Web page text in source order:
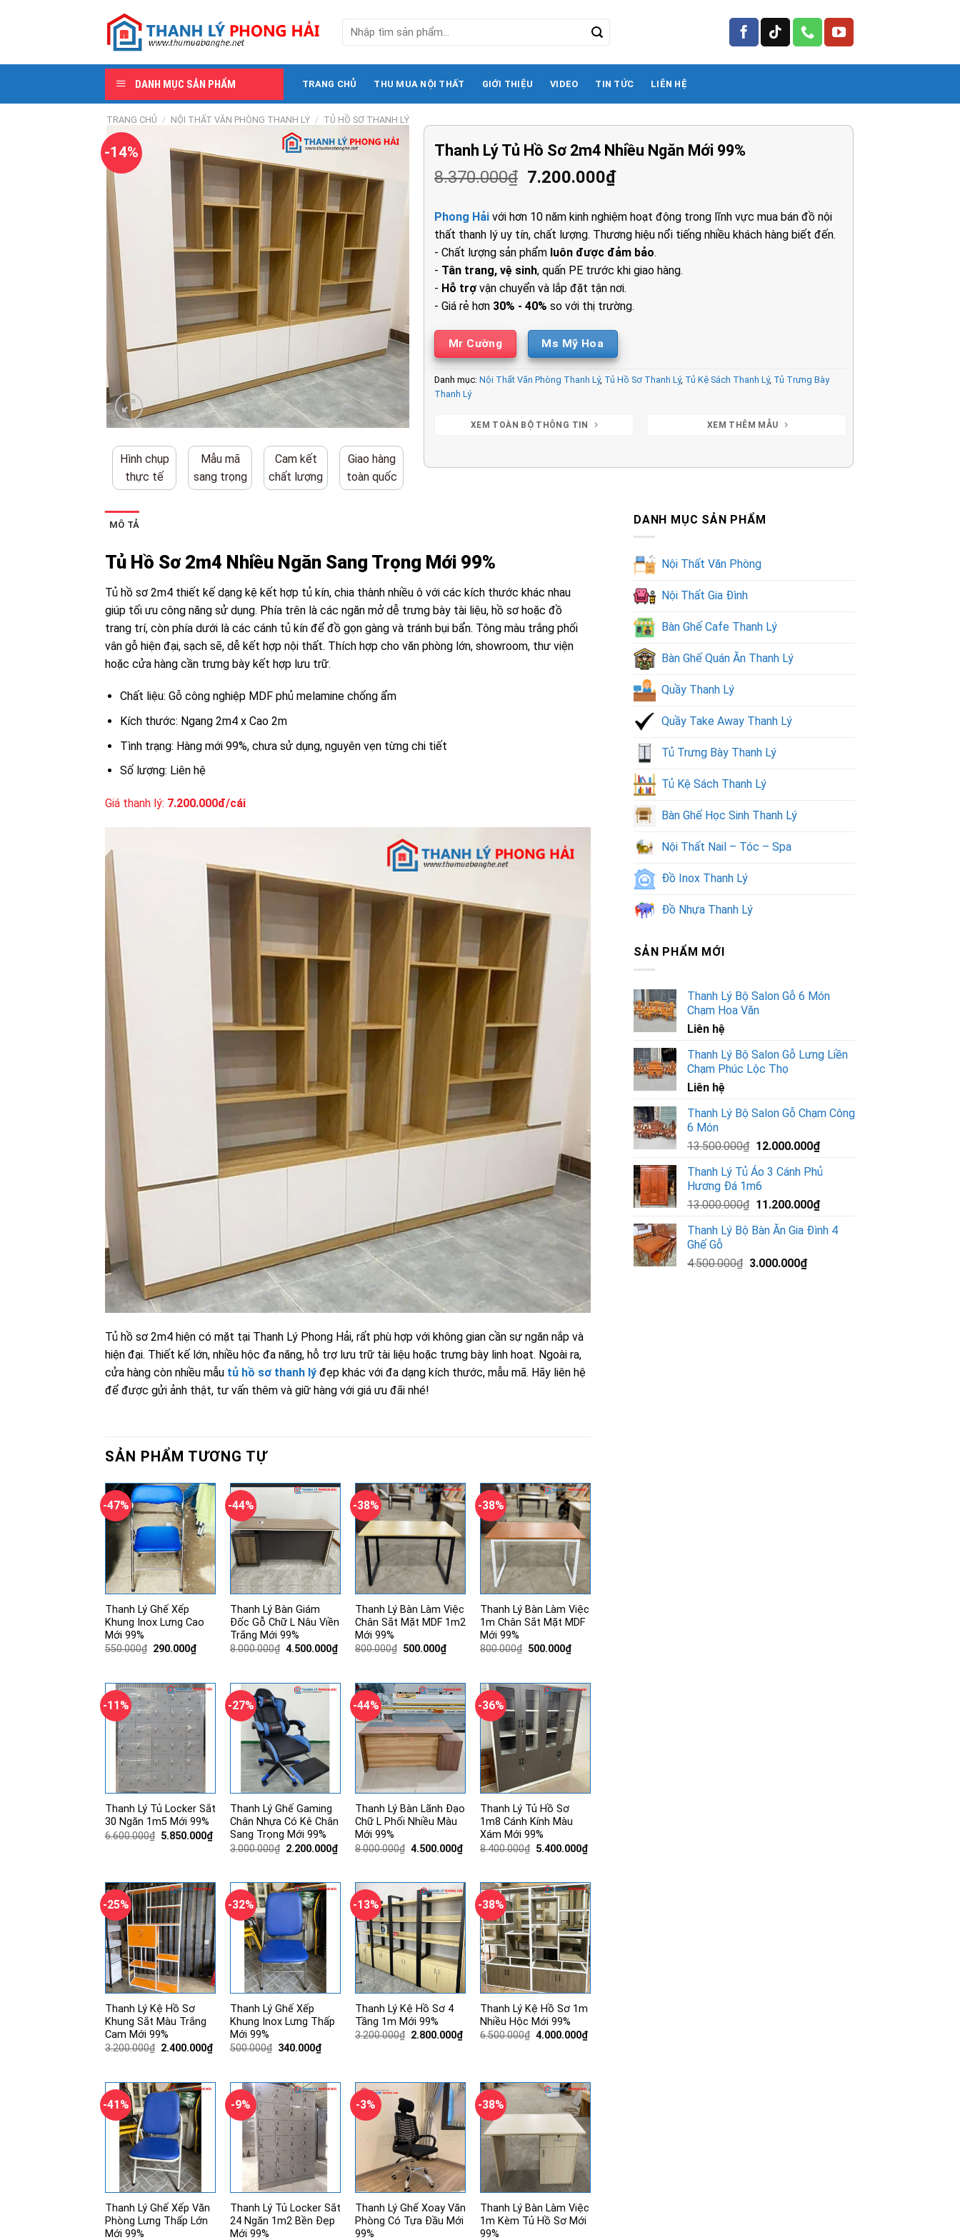
kiếm:
DANH MỤC SẢN PHẨM TRANG CHỦ THU MUA NỘI THẤT GIỚI THIỆU VIDEO TIN TỨC LIÊN HỆ
TRANG CHỦ / NỘI THẤT VĂN PHÒNG THANH LÝ / TỦ HỒ SƠ THANH LÝ
-14%
Hình chụp
thực tế
Mẫu mã
sang trọng
Cam kết
chất lượng
Giao hàng
toàn quốc
Thanh Lý Tủ Hồ Sơ 2m4 Nhiều Ngăn Mới 99%
8.370.000₫ Giá
là:
8.370.000₫.
7.200.000₫Giá
tại
là:
7.200.000₫.
Phong Hải với hơn 10 năm kinh nghiệm hoạt động trong lĩnh vực mua bán đồ nội
thất thanh lý uy tín, chất lượng. Thương hiệu nổi tiếng nhiều khách hàng biết đến.
- Chất lượng sản phẩm luôn được đảm bảo.
- Tân trang, vệ sinh, quấn PE trước khi giao hàng.
- Hỗ trợ vận chuyển và lắp đặt tận nơi.
- Giá rẻ hơn 30% - 40% so với thị trường.
Mr Cường Ms Mỹ Hoa
Danh mục:Nội Thất Văn Phòng Thanh Lý, Tủ Hồ Sơ Thanh Lý, Tủ Kệ Sách Thanh Lý, Tủ Trưng Bày
Thanh Lý
XEM TOÀN BỘ THÔNG TIN XEM THÊM MẪU
MÔ TẢ
Tủ Hồ Sơ 2m4 Nhiều Ngăn Sang Trọng Mới 99%
Tủ hồ sơ 2m4 thiết kế dạng kệ kết hợp tủ kín, chia thành nhiều ô với các kích thước khác nhau
giúp tối ưu công năng sử dụng. Phía trên là các ngăn mở dễ trưng bày tài liệu, hồ sơ hoặc đồ
trang trí, còn phía dưới là các cánh tủ kín để đồ gọn gàng và tránh bụi bẩn. Tông màu trắng phối
vân gỗ hiện đại, sạch sẽ, dễ kết hợp nội thất. Thích hợp cho văn phòng lớn, showroom, thư viện
hoặc cửa hàng cần trưng bày kết hợp lưu trữ.
Chất liệu: Gỗ công nghiệp MDF phủ melamine chống ẩm
Kích thước: Ngang 2m4 x Cao 2m
Tình trạng: Hàng mới 99%, chưa sử dụng, nguyên vẹn từng chi tiết
Số lượng: Liên hệ
Giá thanh lý: 7.200.000đ/cái
Tủ hồ sơ 2m4 hiện có mặt tại Thanh Lý Phong Hải, rất phù hợp với không gian cần sự ngăn nắp và
hiện đại. Thiết kế lớn, nhiều hộc đa năng, hỗ trợ lưu trữ tài liệu hoặc trưng bày linh hoạt. Ngoài ra,
cửa hàng còn nhiều mẫu tủ hồ sơ thanh lý đẹp khác với đa dạng kích thước, mẫu mã. Hãy liên hệ
để được gửi ảnh thật, tư vấn thêm và giữ hàng với giá ưu đãi nhé!
SẢN PHẨM TƯƠNG TỰ
-47%
Thanh Lý Ghế Xếp
Khung Inox Lưng Cao
Mới 99%
550.000₫ Giá
290.000₫Giá
290.000₫.
-44%
Thanh Lý Bàn Giám
Đốc Gỗ Chữ L Nâu Viền
Trắng Mới 99%
8.000.000₫ Giá
4.500.000₫Giá
4.500.000₫.
-38%
Thanh Lý Bàn Làm Việc
Chân Sắt Mặt MDF 1m2
Mới 99%
800.000₫ Giá
500.000₫Giá
500.000₫.
-38%
Thanh Lý Bàn Làm Việc
1m Chân Sắt Mặt MDF
Mới 99%
800.000₫ Giá
500.000₫Giá
500.000₫.
-11%
Thanh Lý Tủ Locker Sắt
30 Ngăn 1m5 Mới 99%
6.600.000₫ Giá
5.850.000₫Giá
hiện
-27%
Thanh Lý Ghế Gaming
Chân Nhựa Có Kê Chân
Sang Trọng Mới 99%
3.000.000₫ Giá
2.200.000₫Giá
2.200.000₫.
-44%
Thanh Lý Bàn Lãnh Đạo
Chữ L Phối Nhiều Màu
Mới 99%
8.000.000₫ Giá
4.500.000₫Giá
4.500.000₫.
-36%
Thanh Lý Tủ Hồ Sơ
1m8 Cánh Kính Màu
Xám Mới 99%
8.400.000₫ Giá
5.400.000₫Giá
5.400.000₫.
-25%
Thanh Lý Kệ Hồ Sơ
Khung Sắt Màu Trắng
Cam Mới 99%
3.200.000₫ Giá
2.400.000₫Giá
2.400.000₫.
-32%
Thanh Lý Ghế Xếp
Khung Inox Lưng Thấp
Mới 99%
500.000₫ Giá
340.000₫Giá
340.000₫.
-13%
Thanh Lý Kệ Hồ Sơ 4
Tầng 1m Mới 99%
3.200.000₫ Giá
2.800.000₫Giá
-38%
Thanh Lý Kệ Hồ Sơ 1m
Nhiều Hộc Mới 99%
6.500.000₫ Giá
4.000.000₫Giá
-41%
Thanh Lý Ghế Xếp Văn
Phòng Lưng Thấp Lớn
Mới 99%
-9%
Thanh Lý Tủ Locker Sắt
24 Ngăn 1m2 Bền Đẹp
Mới 99%
-3%
Thanh Lý Ghế Xoay Văn
Phòng Có Tựa Đầu Mới
99%
-38%
Thanh Lý Bàn Làm Việc
1m Kèm Tủ Hồ Sơ Mới
99%
DANH MỤC SẢN PHẨM
Nội Thất Văn Phòng
Nội Thất Gia Đình
Bàn Ghế Cafe Thanh Lý
Bàn Ghế Quán Ăn Thanh Lý
Quầy Thanh Lý
Quầy Take Away Thanh Lý
Tủ Trưng Bày Thanh Lý
Tủ Kệ Sách Thanh Lý
Bàn Ghế Học Sinh Thanh Lý
Nội Thất Nail – Tóc – Spa
Đồ Inox Thanh Lý
Đồ Nhựa Thanh Lý
SẢN PHẨM MỚI
Thanh Lý Bộ Salon Gỗ 6 Món
Chạm Hoa Văn
Liên hệ
Thanh Lý Bộ Salon Gỗ Lưng Liền
Chạm Phúc Lộc Thọ
Liên hệ
Thanh Lý Bộ Salon Gỗ Chạm Công
6 Món
13.500.000₫ Giá
là:
13.500.000₫.
12.000.000₫Giá
tại
12.000.000₫.
Thanh Lý Tủ Áo 3 Cánh Phủ
Hương Đá 1m6
13.000.000₫ Giá
là:
11.200.000₫Giá
tại
Thanh Lý Bộ Bàn Ăn Gia Đình 4
Ghế Gỗ
4.500.000₫ Giá
3.000.000₫Giá